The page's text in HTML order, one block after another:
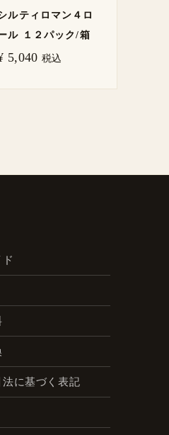
ルティロマン４ロ
ル １２パック/箱
5,040 税込
に基づく表記